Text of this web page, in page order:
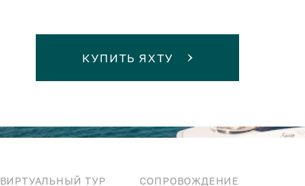
КУПИТЬ ЯХТУ
ВИРТУАЛЬНЫЙ ТУР СОПРОВОЖДЕНИЕ